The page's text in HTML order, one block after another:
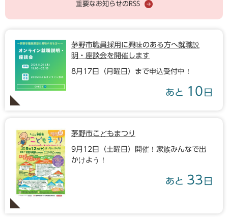
重要なお知らせのRSS
茅野市職員採用に興味のある方へ就職説
明・座談会を開催します
8月17日（月曜日）まで申込受付中！
あと 10 日
茅野市こどもまつり
9月12日（土曜日）開催！家族みんなで出
かけよう！
あと 33 日